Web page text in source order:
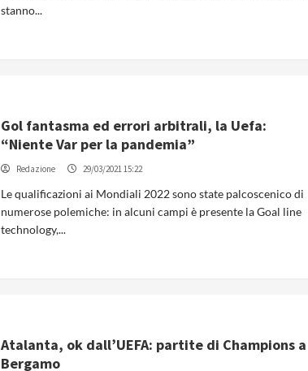
stanno...
Gol fantasma ed errori arbitrali, la Uefa:
“Niente Var per la pandemia”
Redazione 29/03/2021 15:22
Le qualificazioni ai Mondiali 2022 sono state palcoscenico di
numerose polemiche: in alcuni campi è presente la Goal line
technology,...
Atalanta, ok dall’UEFA: partite di Champions a
Bergamo